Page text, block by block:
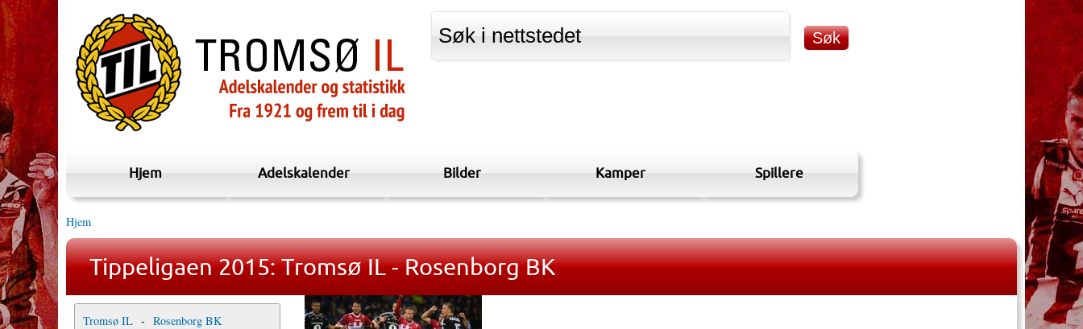
Hjem Adelskalender Bilder Kamper Spillere
Hjem
Tippeligaen 2015: Tromsø IL - Rosenborg BK
Tromsø IL - Rosenborg BK